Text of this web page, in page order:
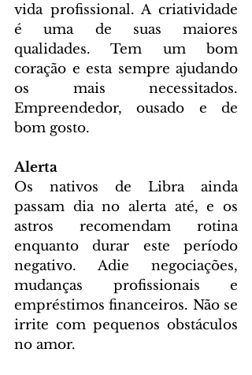
vida profissional. A criatividade
é uma de suas maiores
qualidades. Tem um bom
coração e esta sempre ajudando
os mais necessitados.
Empreendedor, ousado e de
bom gosto.
Alerta
Os nativos de Libra ainda
passam dia no alerta até, e os
astros recomendam rotina
enquanto durar este período
negativo. Adie negociações,
mudanças profissionais e
empréstimos financeiros. Não se
irrite com pequenos obstáculos
no amor.